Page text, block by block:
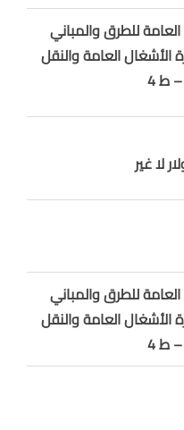
للطرق والمباني
الأشغال العامة والنقل
ط 4
لا غير
للطرق والمباني
الأشغال العامة والنقل
ط 4